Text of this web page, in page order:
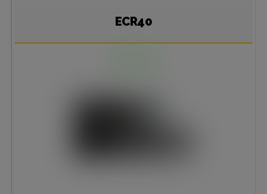
ECR40